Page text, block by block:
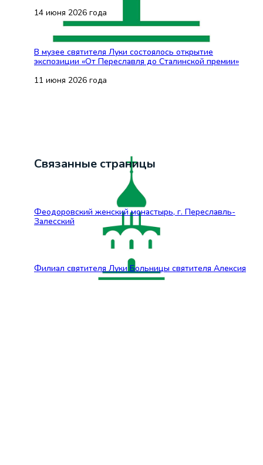
14 июня 2026 года
В музее святителя Луки состоялось открытие
экспозиции «От Переславля до Сталинской премии»
11 июня 2026 года
Связанные страницы
Феодоровский женский монастырь, г. Переславль-
Залесский
Филиал святителя Луки Больницы святителя Алексия